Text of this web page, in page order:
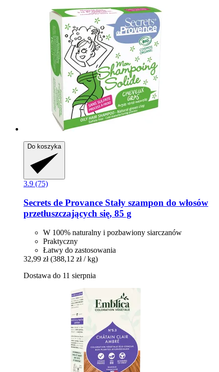
Do koszyka
3.9 (75)
Secrets de Provance Stały szampon do włosów
przetłuszczających się, 85 g
W 100% naturalny i pozbawiony siarczanów
Praktyczny
Łatwy do zastosowania
32,99 zł (388,12 zł / kg)
Dostawa do 11 sierpnia